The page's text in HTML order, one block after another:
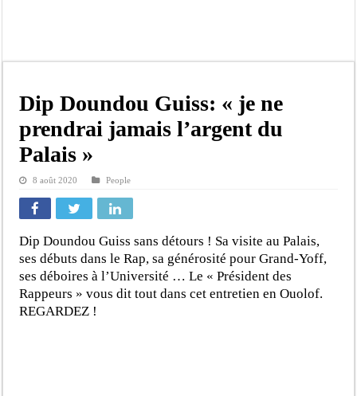
Assemblée nationale : Sonko valide onze dossiers chauds
Passation de service au 3FPT : Soulèye Kane officiellement installé, il décline
La communauté mouride en deuil : Sokhna Mame Amy Mbacké, fille de
Élections territoriales : le FDR dénonce un « report de fait » et exige une
Dip Doundou Guiss: « je ne
prendrai jamais l’argent du
Palais »
8 août 2020 People
Dip Doundou Guiss sans détours ! Sa visite au Palais,
ses débuts dans le Rap, sa générosité pour Grand-Yoff,
ses déboires à l’Université … Le « Président des
Rappeurs » vous dit tout dans cet entretien en Ouolof.
REGARDEZ !